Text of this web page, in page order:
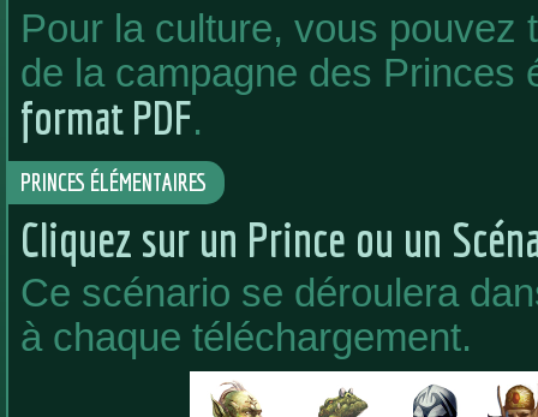
Pour la culture, vous
de la campagne des Princes
format PDF.
PRINCES ÉLÉMENTAIRES
Cliquez sur un Prince ou un
Ce scénario se déroulera
à chaque téléchargement.